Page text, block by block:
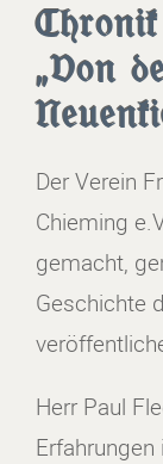
„Von
Der Verein
Chieming
gemacht,
Geschichte
Herr Paul